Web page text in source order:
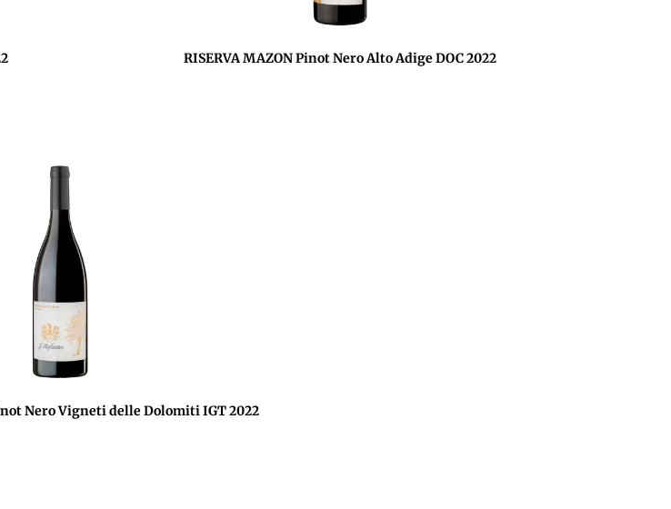
RISERVA MAZON Pinot Nero Alto Adige DOC 2022
Nero Vigneti delle Dolomiti IGT 2022